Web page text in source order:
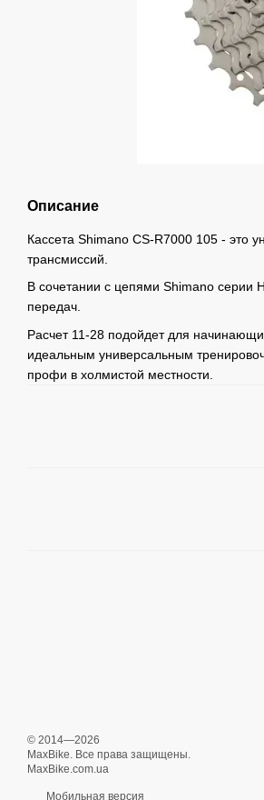
Описание
Кассета Shimano CS-R7000 105 - это
трансмиссий.
В сочетании с цепями Shimano серии
передач.
Расчет 11-28 подойдет для
идеальным универсальным
профи в холмистой местности.
© 2014—2026
MaxBike. Все права защищены.
MaxBike.com.ua
Мобильная версия